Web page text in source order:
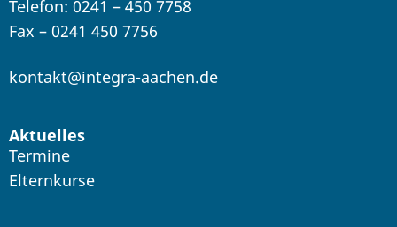
Telefon: 0241 – 450 7758
Fax – 0241 450 7756
kontakt@integra-aachen.de
Aktuelles
Termine
Elternkurse